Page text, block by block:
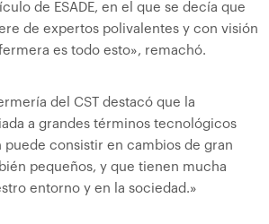
de ESADE, en el que se decía que
de expertos polivalentes y con visión
es todo esto», remachó.
del CST destacó que la
a grandes términos tecnológicos
puede consistir en cambios de gran
pequeños, y que tienen mucha
entorno y en la sociedad.»